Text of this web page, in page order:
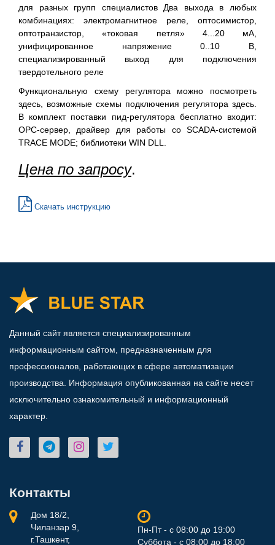
для разных групп специалистов Два выхода в любых
комбинациях: электромагнитное реле, оптосимистор,
оптотранзистор, «токовая петля» 4...20 мА,
унифицированное напряжение 0..10 В,
специализированный выход для подключения
твердотельного реле
Функциональную схему регулятора можно посмотреть
здесь, возможные схемы подключения регулятора здесь.
В комплект поставки пид-регулятора бесплатно входит:
ОРС-сервер, драйвер для работы со SCADA-системой
TRACE MODE; библиотеки WIN DLL.
Цена по запросу.
Скачать инструкцию
Данный сайт является специализированным
информационным сайтом, предназначенным для
профессионалов, работающих в сфере автоматизации
производства. Информация опубликованная на сайте несет
исключительно ознакомительный и информационный
характер.
Контакты
Дом 18/2,
Чиланзар 9,
г.Ташкент,
Пн-Пт - с 08:00 до 19:00
Суббота - с 08:00 до 18:00